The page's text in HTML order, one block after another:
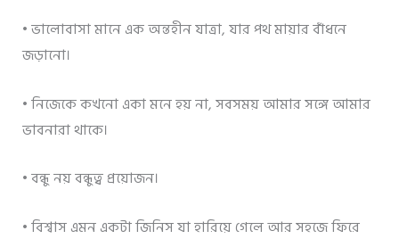
• ভালোবাসা মানে এক অন্তহীন যাত্রা, যার পথ মায়ার বাঁধনে
জড়ানো।
• নিজেকে কখনো একা মনে হয় না, সবসময় আমার সঙ্গে আমার
ভাবনারা থাকে।
• বন্ধু নয় বন্ধুত্ব প্রয়োজন।
• বিশ্বাস এমন একটা জিনিস যা হারিয়ে গেলে আর সহজে ফিরে